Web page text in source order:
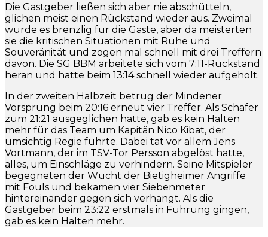
Die Gastgeber ließen sich aber nie abschütteln,
glichen meist einen Rückstand wieder aus. Zweimal
wurde es brenzlig für die Gäste, aber da meisterten
sie die kritischen Situationen mit Ruhe und
Souveränität und zogen mal schnell mit drei Treffern
davon. Die SG BBM arbeitete sich vom 7:11-Rückstand
heran und hatte beim 13:14 schnell wieder aufgeholt.
In der zweiten Halbzeit betrug der Mindener
Vorsprung beim 20:16 erneut vier Treffer. Als Schäfer
zum 21:21 ausgeglichen hatte, gab es kein Halten
mehr für das Team um Kapitän Nico Kibat, der
umsichtig Regie führte. Dabei tat vor allem Jens
Vortmann, der im TSV-Tor Persson abgelöst hatte,
alles, um Einschläge zu verhindern. Seine Mitspieler
begegneten der Wucht der Bietigheimer Angriffe
mit Fouls und bekamen vier Siebenmeter
hintereinander gegen sich verhängt. Als die
Gastgeber beim 23:22 erstmals in Führung gingen,
gab es kein Halten mehr.